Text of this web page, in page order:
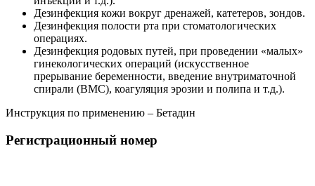
Дезинфекция кожи вокруг дренажей, катетеров, зондов.
Дезинфекция полости рта при стоматологических
операциях.
Дезинфекция родовых путей, при проведении «малых»
гинекологических операций (искусственное
прерывание беременности, введение внутриматочной
спирали (ВМС), коагуляция эрозии и полипа и т.д.).
Инструкция по применению – Бетадин
Регистрационный номер